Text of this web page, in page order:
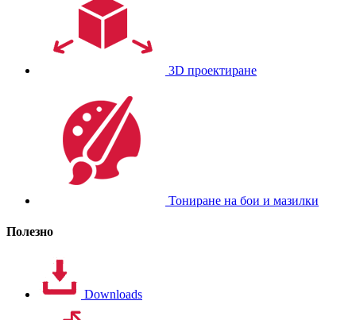
3D проектиране
Тониране на бои и мазилки
Полезно
Downloads